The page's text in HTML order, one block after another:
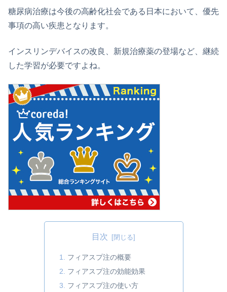
糖尿病治療は今後の高齢化社会である日本において、優先
事項の高い疾患となります。
インスリンデバイスの改良、新規治療薬の登場など、継続
した学習が必要ですよね。
目次
フィアスプ注の概要
フィアスプ注の効能効果
フィアスプ注の使い方